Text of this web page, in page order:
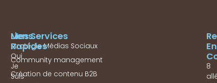
Mes Services
Stratégie Médias Sociaux
Community management
Création de contenu B2B
Liens
Rapides
Qui
Je
Suis
En
8